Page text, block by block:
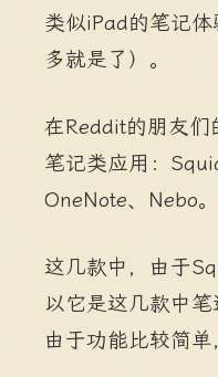
类似iPad的笔记
多就是了）。
在Reddit的朋友们
笔记类应用：
OneNote、Nebo。
这几款中，由于
以它是这几款中
由于功能比较简单